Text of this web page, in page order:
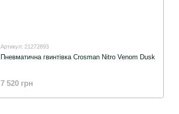
Артикул: 21272893
Пневматична гвинтівка Crosman Nitro Venom Dusk
7 520 грн